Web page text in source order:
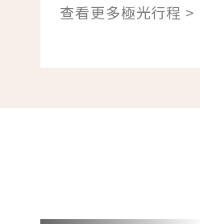
查看更多極光行程 >